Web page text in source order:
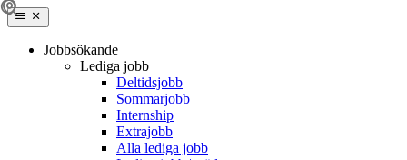
Jobbsökande
Lediga jobb
Deltidsjobb
Sommarjobb
Internship
Extrajobb
Alla lediga jobb